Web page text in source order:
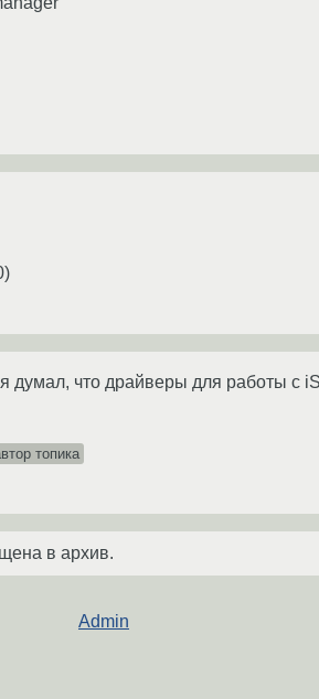
)
думал, что драйверы для работы с
топика
в архив.
Admin